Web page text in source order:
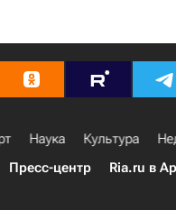
Наука Культура
Пресс-центр Ria.ru в